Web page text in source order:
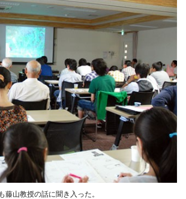
藤山教授の話に聞き入った。